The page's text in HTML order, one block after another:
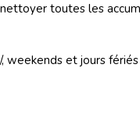
toutes les
et jours fériés